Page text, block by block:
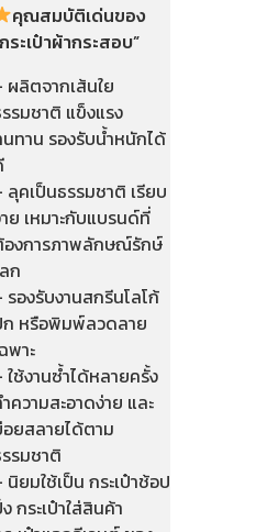
คุณสมบัติเด่นของ
ระเป๋าผ้ากระสอบ”
ผลิตจากเส้นใย
รมชาติ แข็งแรง
ทาน รองรับน้ำหนักได้
ลุคเป็นธรรมชาติ เรียบ
ย เหมาะกับแบรนด์ที่
งการภาพลักษณ์รักษ์
ก
รองรับงานสกรีนโลโก้
หรือพิมพ์ลวดลาย
พาะ
ใช้งานซ้ำได้หลายครั้ง
ความสะอาดง่าย และ
ยสลายได้ตาม
รมชาติ
นิยมใช้เป็น กระเป๋าช้อป
กระเป๋าใส่สินค้า